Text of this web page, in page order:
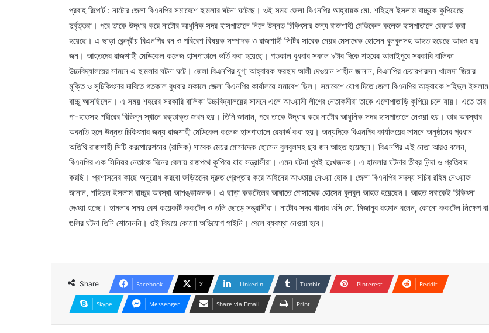
প্রবাহ রিপোর্ট : নাটোর জেলা বিএনপির সমাবেশে হামলার ঘটনা ঘটেছে। ওই সময় জেলা বিএনপির আহ্বায়ক মো. শহিদুল ইসলাম বাচ্চুকে কুপিয়েছে
দুর্বৃত্তরা। পরে তাকে উদ্ধার করে নাটোর আধুনিক সদর হাসপাতালে নিলে উন্নত চিকিৎসার জন্য রাজশাহী মেডিকেল কলেজ হাসপাতালে রেফার্ড করা
হয়েছে। এ ছাড়া কেন্দ্রীয় বিএনপির বন ও পরিবেশ বিষয়ক সম্পাদক ও রাজশাহী সিটির সাবেক মেয়র মেসাদ্দেক হোসেন বুলবুলসহ আহত হয়েছে আরও ছয়
জন। আহতদের রাজশাহী মেডিকেল কলেজ হাসপাতালে ভর্তি করা হয়েছে। গতকাল বুধবার সকাল ৯টার দিকে শহরের আলাইপুরে সরকারি বালিকা
উচ্চবিদ্যালয়ের সামনে এ হামলার ঘটনা ঘটে। জেলা বিএনপির যুগ্ম আহ্বায়ক ফরহাদ আলী দেওয়ান শাহীন জানান, বিএনপির চেয়ারপারসন খালেদা জিয়ার
মুক্তি ও সুচিকিৎসার দাবিতে গতকাল বুধবার সকালে জেলা বিএনপির কার্যালয়ে সমাবেশ ছিল। সমাবেশে যোগ দিতে জেলা বিএনপির আহ্বায়ক শহিদুল ইসলাম
বাচ্চু আসছিলেন। এ সময় শহরের সরকারি বালিকা উচ্চবিদ্যালয়ের সামনে এলে আওয়ামী লীগের নেতাকর্মীরা তাকে এলোপাতাড়ি কুপিয়ে চলে যায়। এতে তার
পা-হাতসহ শরীরের বিভিন্ন স্থানে রক্তাক্ত জখম হয়। তিনি জানান, পরে তাকে উদ্ধার করে নাটোর আধুনিক সদর হাসপাতালে নেওয়া হয়। তার অবস্থার
অবনতি হলে উন্নত চিকিৎসার জন্য রাজশাহী মেডিকেল কলেজ হাসপাতালে রেফার্ড করা হয়। অন্যদিকে বিএনপির কার্যালয়ের সামনে অনুষ্ঠানের প্রধান
অতিথি রাজশাহী সিটি করপোরেশনের (রাসিক) সাবেক মেয়র মোসাদ্দেক হোসেন বুলবুলসহ ছয় জন আহত হয়েছেন। বিএনপির এই নেতা আরও বলেন,
বিএনপির এক সিনিয়র নেতাকে দিনের বেলায় রাজপথে কুপিয়ে যায় সন্ত্রাসীরা। এমন ঘটনা খুবই দুঃখজনক। এ হামলার ঘটনার তীব্র নিন্দা ও প্রতিবাদ
করছি। প্রশাসনের কাছে অনুরোধ করবো জড়িতদের দ্রুত গ্রেপ্তার করে আইনের আওতায় নেওয়া হোক। জেলা বিএনপির সদস্য সচিব রহিম নেওয়াজ
জানান, শহিদুল ইসলাম বাচ্চুর অবস্থা আশঙ্কাজনক। এ ছাড়া ককটেলের আঘাতে মোসাদ্দেক হোসেন বুলবুল আহত হয়েছেন। আহত সবাকেই চিকিৎসা
দেওয়া হচ্ছে। হামলার সময় বেশ কয়েকটি ককটেল ও গুলি ছোড়ে সন্ত্রাসীরা। নাটোর সদর থানার ওসি মো. মিজানুর রহমান বলেন, কোনো ককটেল নিক্ষেপ বা
গুলির ঘটনা তিনি শোনেননি। ওই বিষয়ে কোনো অভিযোগ পাইনি। পেলে ব্যবস্থা নেওয়া হবে।
Share Facebook X LinkedIn Tumblr Pinterest Reddit
Skype Messenger Share via Email Print